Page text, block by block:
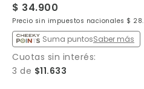
$ 34.900
Precio sin impuestos nacionales $
Suma puntosSaber más
Cuotas sin interés:
3 de $11.633